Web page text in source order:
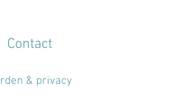
Contact
& privacy